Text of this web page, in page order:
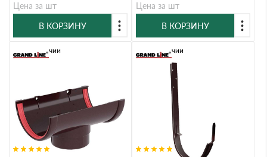
Цена за шт
В КОРЗИНУ
Цена за шт
В КОРЗИНУ
В наличии В наличии